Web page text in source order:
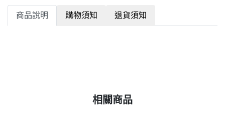
商品說明 購物須知 退貨須知
相關商品